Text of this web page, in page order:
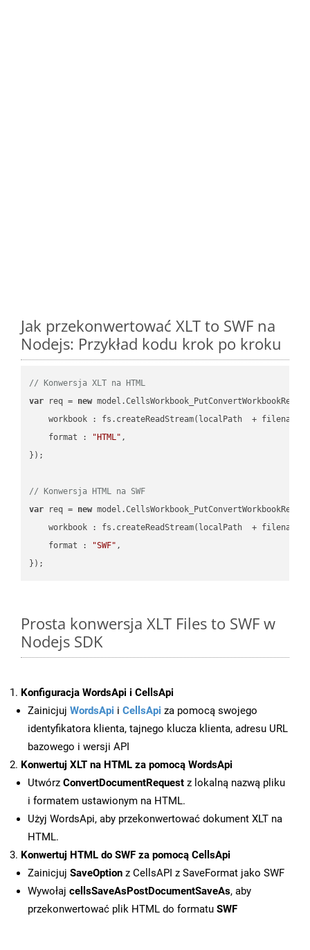
Jak przekonwertować XLT to SWF na
Nodejs: Przykład kodu krok po kroku
// Konwersja XLT na HTML
var req = new
workbook : fs.createReadStream(localPath  + filename
format : "HTML" ,
});
// Konwersja HTML na SWF
var req = new
workbook : fs.createReadStream(localPath  + filename
format : "SWF" ,
Prosta konwersja XLT Files to SWF w
Nodejs SDK
Konfiguracja WordsApi i CellsApi
Zainicjuj WordsApi i CellsApi za pomocą swojego
identyfikatora klienta, tajnego klucza klienta, adresu URL
bazowego i wersji API
Konwertuj XLT na HTML za pomocą WordsApi
Utwórz ConvertDocumentRequest z lokalną nazwą pliku
i formatem ustawionym na HTML.
Użyj WordsApi, aby przekonwertować dokument XLT na
HTML.
Konwertuj HTML do SWF za pomocą CellsApi
Zainicjuj SaveOption z CellsAPI z SaveFormat jako SWF
Wywołaj cellsSaveAsPostDocumentSaveAs, aby
przekonwertować plik HTML do formatu SWF